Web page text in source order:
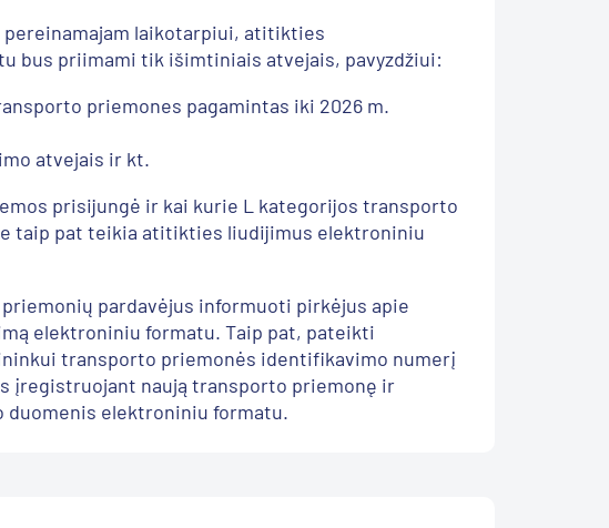
pereinamajam laikotarpiui, atitikties
bus priimami tik išimtiniais atvejais, pavyzdžiui:
priemones pagamintas iki 2026 m.
atvejais ir kt.
prisijungė ir kai kurie L kategorijos transporto
taip pat teikia atitikties liudijimus elektroniniu
pardavėjus informuoti pirkėjus apie
elektroniniu formatu. Taip pat, pateikti
transporto priemonės identifikavimo numerį
įregistruojant naują transporto priemonę ir
elektroniniu formatu.